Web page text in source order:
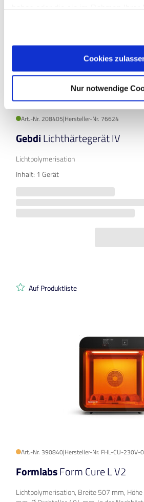
Cookies
Nur notwendige
Art.-Nr. 208405|Hersteller-Nr. 76624
GebdiLichthärtegerät IV
Lichtpolymerisation
Inhalt: 1 Gerät
Auf Produktliste
Art.-Nr. 390840|Hersteller-Nr. FHL-CU-230V-
FormlabsForm Cure L V2
Lichtpolymerisation, Breite 507 mm,